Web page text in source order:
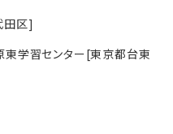
田区]
東学習センター[東京都台東